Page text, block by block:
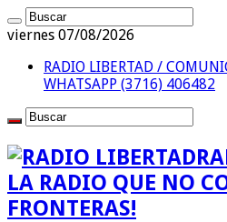
viernes 07/08/2026
RADIO LIBERTAD /
WHATSAPP (3716) 406482
LA RADIO QUE NO
FRONTERAS!